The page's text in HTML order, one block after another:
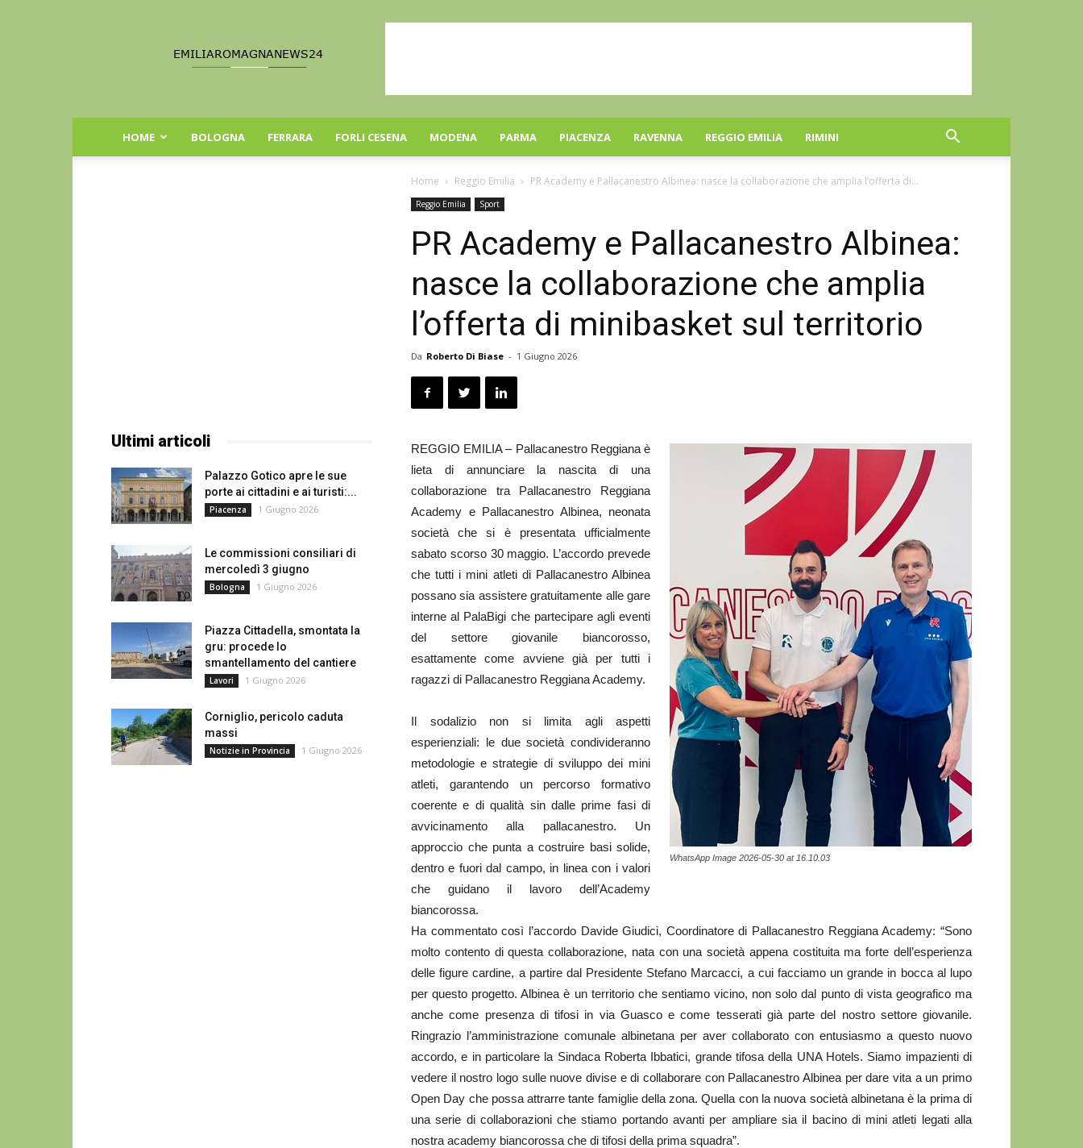
Romagna
HOME BOLOGNA FERRARA FORLI CESENA MODENA PARMA PIACENZA RAVENNA REGGIO EMILIA RIMINI
Home Reggio Emilia PR Academy e Pallacanestro Albinea: nasce la collaborazione che amplia l’offerta di...
Reggio Emilia Sport
PR Academy e Pallacanestro Albinea:
nasce la collaborazione che amplia
l’offerta di minibasket sul territorio
Da Roberto Di Biase - 1 Giugno 2026
WhatsApp Image 2026-05-30 at 16.10.03
REGGIO EMILIA – Pallacanestro Reggiana è
lieta di annunciare la nascita di una
collaborazione tra Pallacanestro Reggiana
Academy e Pallacanestro Albinea, neonata
società che si è presentata ufficialmente
sabato scorso 30 maggio. L’accordo prevede
che tutti i mini atleti di Pallacanestro Albinea
possano sia assistere gratuitamente alle gare
interne al PalaBigi che partecipare agli eventi
del settore giovanile biancorosso,
esattamente come avviene già per tutti i
ragazzi di Pallacanestro Reggiana Academy.
Il sodalizio non si limita agli aspetti
esperienziali: le due società condivideranno
metodologie e strategie di sviluppo dei mini
atleti, garantendo un percorso formativo
coerente e di qualità sin dalle prime fasi di
avvicinamento alla pallacanestro. Un
approccio che punta a costruire basi solide,
dentro e fuori dal campo, in linea con i valori
che guidano il lavoro dell’Academy
biancorossa.
Ha commentato così l’accordo Davide Giudici, Coordinatore di Pallacanestro Reggiana Academy: “Sono
molto contento di questa collaborazione, nata con una società appena costituita ma forte dell’esperienza
delle figure cardine, a partire dal Presidente Stefano Marcacci, a cui facciamo un grande in bocca al lupo
per questo progetto. Albinea è un territorio che sentiamo vicino, non solo dal punto di vista geografico ma
anche come presenza di tifosi in via Guasco e come tesserati già parte del nostro settore giovanile.
Ringrazio l’amministrazione comunale albinetana per aver collaborato con entusiasmo a questo nuovo
accordo, e in particolare la Sindaca Roberta Ibbatici, grande tifosa della UNA Hotels. Siamo impazienti di
vedere il nostro logo sulle nuove divise e di collaborare con Pallacanestro Albinea per dare vita a un primo
Open Day che possa attrarre tante famiglie della zona. Quella con la nuova società albinetana è la prima di
una serie di collaborazioni che stiamo portando avanti per ampliare sia il bacino di mini atleti legati alla
nostra academy biancorossa che di tifosi della prima squadra”.
Ultimi articoli
Palazzo Gotico apre le sue
porte ai cittadini e ai turisti:...
Piacenza 1 Giugno 2026
Le commissioni consiliari di
mercoledì 3 giugno
Bologna 1 Giugno 2026
Piazza Cittadella, smontata la
gru: procede lo
smantellamento del cantiere
Lavori 1 Giugno 2026
Corniglio, pericolo caduta
massi
Notizie in Provincia 1 Giugno 2026